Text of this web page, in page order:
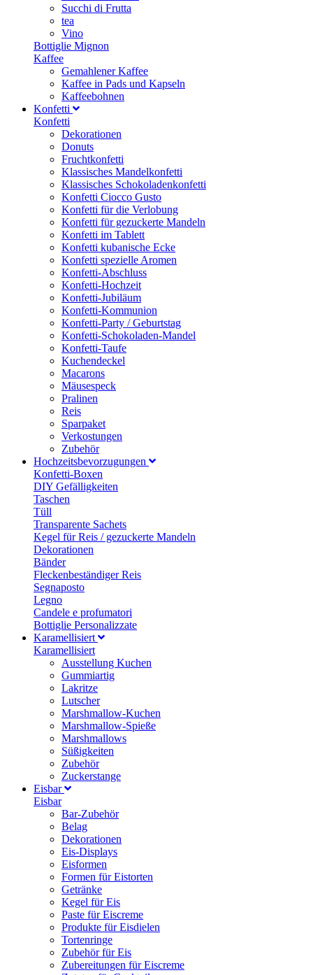
Succhi di Frutta
tea
Vino
Bottiglie Mignon
Kaffee
Gemahlener Kaffee
Kaffee in Pads und Kapseln
Kaffeebohnen
Konfetti
Konfetti
Dekorationen
Donuts
Fruchtkonfetti
Klassisches Mandelkonfetti
Klassisches Schokoladenkonfetti
Konfetti Ciocco Gusto
Konfetti für die Verlobung
Konfetti für gezuckerte Mandeln
Konfetti im Tablett
Konfetti kubanische Ecke
Konfetti spezielle Aromen
Konfetti-Abschluss
Konfetti-Hochzeit
Konfetti-Jubiläum
Konfetti-Kommunion
Konfetti-Party / Geburtstag
Konfetti-Schokoladen-Mandel
Konfetti-Taufe
Kuchendeckel
Macarons
Mäusespeck
Pralinen
Reis
Sparpaket
Verkostungen
Zubehör
Hochzeitsbevorzugungen
Konfetti-Boxen
DIY Gefälligkeiten
Taschen
Tüll
Transparente Sachets
Kegel für Reis / gezuckerte Mandeln
Dekorationen
Bänder
Fleckenbeständiger Reis
Segnaposto
Legno
Candele e profumatori
Bottiglie Personalizzate
Karamellisiert
Karamellisiert
Ausstellung Kuchen
Gummiartig
Lakritze
Lutscher
Marshmallow-Kuchen
Marshmallow-Spieße
Marshmallows
Süßigkeiten
Zubehör
Zuckerstange
Eisbar
Eisbar
Bar-Zubehör
Belag
Dekorationen
Eis-Displays
Eisformen
Formen für Eistorten
Getränke
Kegel für Eis
Paste für Eiscreme
Produkte für Eisdielen
Tortenringe
Zubehör für Eis
Zubereitungen für Eiscreme